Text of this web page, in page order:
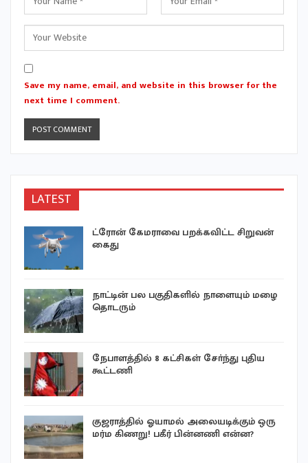
Save my name, email, and website in this browser for the
next time I comment.
LATEST
ட்ரோன் கேமராவை பறக்கவிட்ட சிறுவன்
கைது
நாட்டின் பல பகுதிகளில் நாளையும் மழை
தொடரும்
நேபாளத்தில் 8 கட்சிகள் சோ்ந்து புதிய
கூட்டணி
குஜராத்தில் ஓயாமல் அலையடிக்கும் ஒரு
மர்ம கிணறு! பகீர் பின்னணி என்ன?